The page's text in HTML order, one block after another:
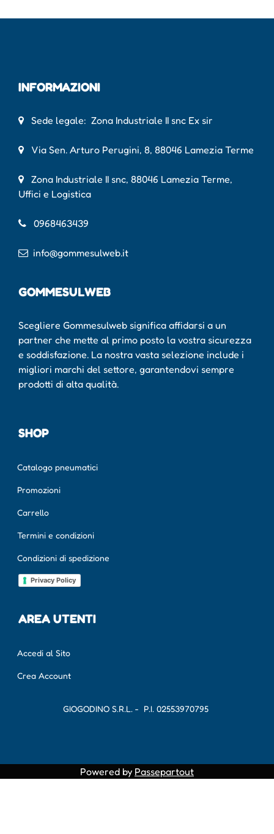
INFORMAZIONI
Sede legale: Zona Industriale II snc Ex sir
Via Sen. Arturo Perugini, 8, 88046 Lamezia Terme
Zona Industriale II snc, 88046 Lamezia Terme,
Uffici e Logistica
0968463439
info@gommesulweb.it
GOMMESULWEB
Scegliere Gommesulweb significa affidarsi a un
partner che mette al primo posto la vostra sicurezza
e soddisfazione. La nostra vasta selezione include i
migliori marchi del settore, garantendovi sempre
prodotti di alta qualità.
SHOP
Catalogo pneumatici
Promozioni
Carrello
Termini e condizioni
Condizioni di spedizione
Privacy Policy
AREA UTENTI
Accedi al Sito
Crea Account
GIOGODINO S.R.L. - P.I. 02553970795
Powered by Passepartout